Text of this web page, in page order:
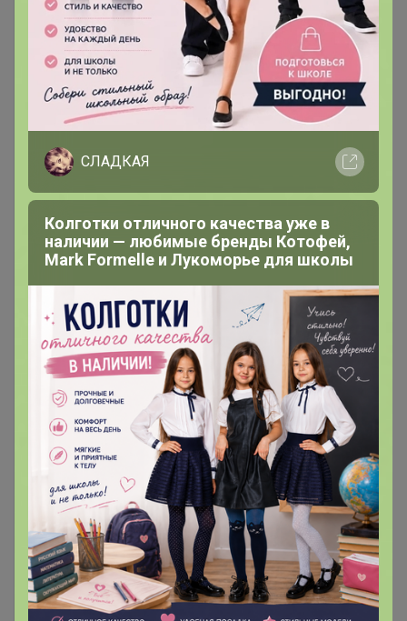
СЛАДКАЯ
Колготки отличного качества уже в
наличии — любимые бренды Котофей,
Mark Formelle и Лукоморье для школы